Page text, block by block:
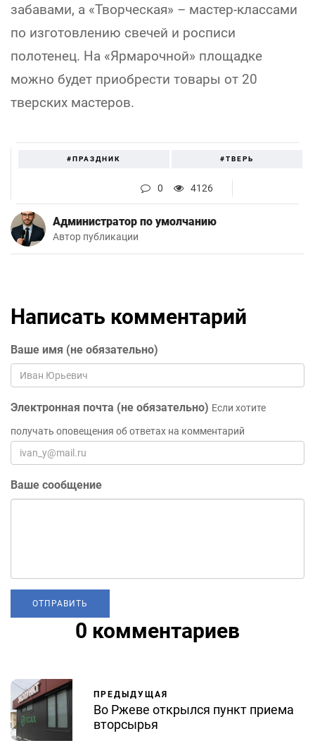
забавами, а «Творческая» – мастер-классами
по изготовлению свечей и росписи
полотенец. На «Ярмарочной» площадке
можно будет приобрести товары от 20
тверских мастеров.
#ПРАЗДНИК #ТВЕРЬ
0 4126
Администратор по умолчанию
Автор публикации
Написать комментарий
Ваше имя (не обязательно)
Электронная почта (не обязательно) Если хотите
получать оповещения об ответах на комментарий
Ваше сообщение
0 комментариев
ПРЕДЫДУЩАЯ
Во Ржеве открылся пункт приема
вторсырья